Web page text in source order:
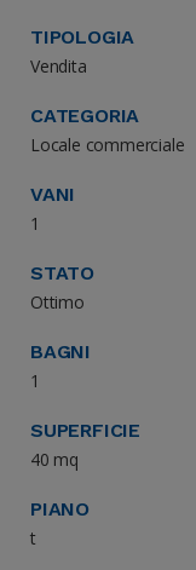
TIPOLOGIA
Vendita
CATEGORIA
Locale commerciale
VANI
1
STATO
Ottimo
BAGNI
1
SUPERFICIE
40 mq
PIANO
t